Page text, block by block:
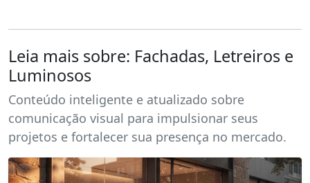
Leia mais sobre: Fachadas, Letreiros e
Luminosos
Conteúdo inteligente e atualizado sobre
comunicação visual para impulsionar seus
projetos e fortalecer sua presença no mercado.